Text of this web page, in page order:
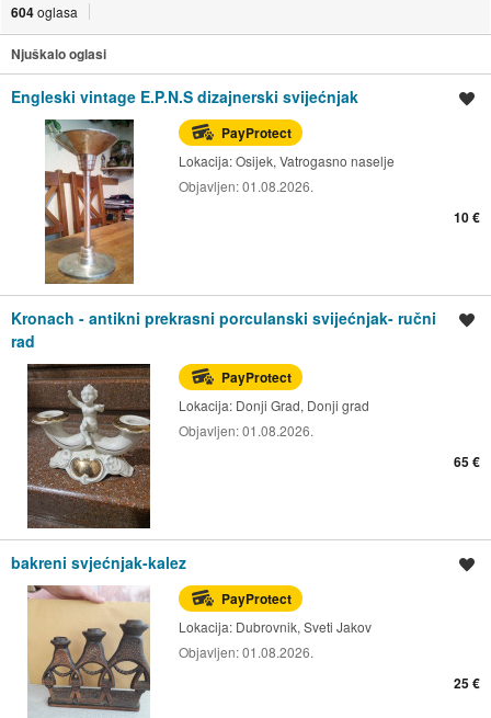
604oglasa
Njuškalo oglasi
Engleski vintage E.P.N.S dizajnerski svijećnjak
PayProtect
Lokacija:Osijek, Vatrogasno naselje
Objavljen:01.08.2026.
10 €
Kronach - antikni prekrasni porculanski svijećnjak- ručni
rad
PayProtect
Lokacija: Donji Grad, Donji grad
Objavljen:01.08.2026.
65 €
bakreni svjećnjak-kalez
PayProtect
Lokacija: Dubrovnik, Sveti Jakov
Objavljen:01.08.2026.
25 €